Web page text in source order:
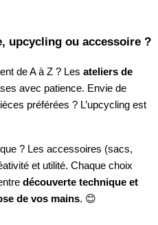
upcycling ou accessoire ?
de A à Z ? Les ateliers de
avec patience. Envie de
préférées ? L’upcycling est
? Les accessoires (sacs,
et utilité. Chaque choix
découverte technique et
de vos mains. 😊